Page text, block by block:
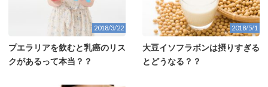
2018/3/22
プエラリアを飲むと乳癌のリス
クがあるって本当？？
2018/5/1
大豆イソフラボンは摂りすぎる
とどうなる？？